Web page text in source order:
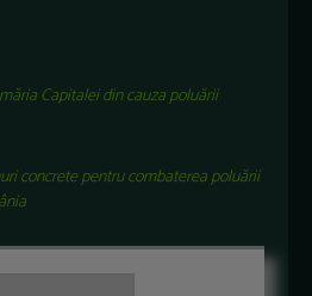
Capitalei din cauza poluării
concrete pentru combaterea poluării